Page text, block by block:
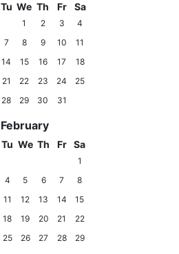
Tu We Th Fr Sa
1 2 3
4
7 8 9 10
11
14 15 16 17
18
21 22 23 24
25
28 29 30 31
February
Tu We Th Fr Sa
1
4 5 6 7
8
11 12 13 14
15
18 19 20 21
22
25 26 27 28 29